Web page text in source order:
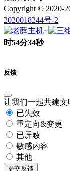
Copyright © 2020-
2020018244号-2
·
时54分34秒
反馈
让我们一起共建文
已失效
重定向&变更
已屏蔽
敏感内容
其他
提交反馈